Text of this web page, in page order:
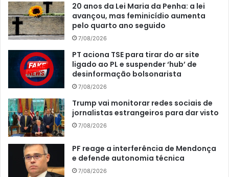
20 anos da Lei Maria da Penha: a lei
avançou, mas feminicídio aumenta
pelo quarto ano seguido
7/08/2026
PT aciona TSE para tirar do ar site
ligado ao PL e suspender ‘hub’ de
desinformação bolsonarista
7/08/2026
Trump vai monitorar redes sociais de
jornalistas estrangeiros para dar visto
7/08/2026
PF reage a interferência de Mendonça
e defende autonomia técnica
7/08/2026